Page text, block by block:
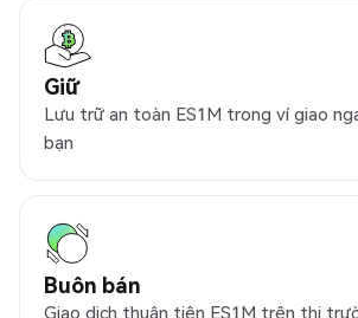
Giữ
Lưu trữ an toàn ES1M trong ví giao
bạn
Buôn bán
Giao dịch thuận tiện ES1M trên thị